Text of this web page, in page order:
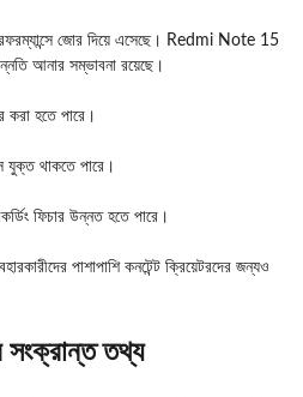
জোর দিয়ে এসেছে। Redmi Note 15
আনার সম্ভাবনা রয়েছে।
করা হতে পারে।
যুক্ত থাকতে পারে।
ফিচার উন্নত হতে পারে।
পাশাপাশি কনটেন্ট ক্রিয়েটরদের জন্যও
সংক্রান্ত তথ্য